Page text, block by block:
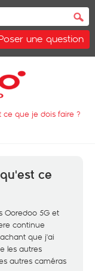
une question
ce que je dois faire ?
ce
Ooredoo 5G et
continue
que j'ai
les autres
autres caméras